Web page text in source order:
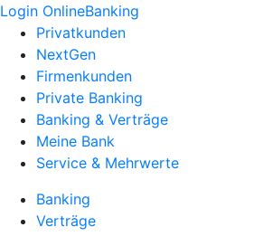
Login OnlineBanking
Privatkunden
NextGen
Firmenkunden
Private Banking
Banking & Verträge
Meine Bank
Service & Mehrwerte
Banking
Verträge